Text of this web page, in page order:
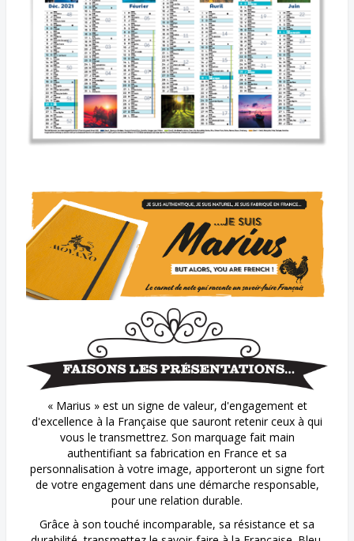
« Marius » est un signe de valeur, d'engagement et
d'excellence à la Française que sauront retenir ceux à qui
vous le transmettrez. Son marquage fait main
authentifiant sa fabrication en France et sa
personnalisation à votre image, apporteront un signe fort
de votre engagement dans une démarche responsable,
pour une relation durable.
Grâce à son touché incomparable, sa résistance et sa